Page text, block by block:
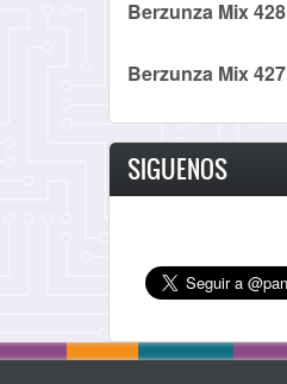
Berzunza Mix 428
Berzunza Mix 427
SIGUENOS